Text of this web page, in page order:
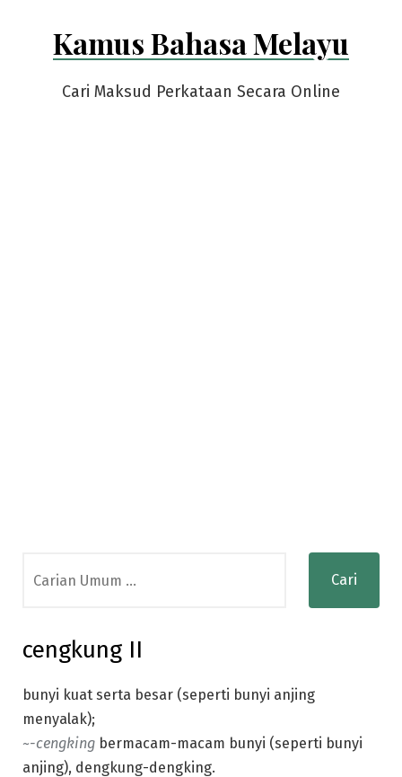
Kamus Bahasa Melayu
Cari Maksud Perkataan Secara Online
for:
cengkung II
bunyi kuat serta besar (seperti bunyi anjing
menyalak);
~-cengking bermacam-macam bunyi (seperti bunyi
anjing), dengkung-dengking.